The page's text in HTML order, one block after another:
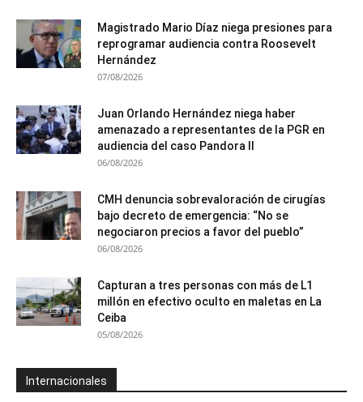
Magistrado Mario Díaz niega presiones para
reprogramar audiencia contra Roosevelt
Hernández
07/08/2026
Juan Orlando Hernández niega haber
amenazado a representantes de la PGR en
audiencia del caso Pandora II
06/08/2026
CMH denuncia sobrevaloración de cirugías
bajo decreto de emergencia: “No se
negociaron precios a favor del pueblo”
06/08/2026
Capturan a tres personas con más de L1
millón en efectivo oculto en maletas en La
Ceiba
05/08/2026
Internacionales